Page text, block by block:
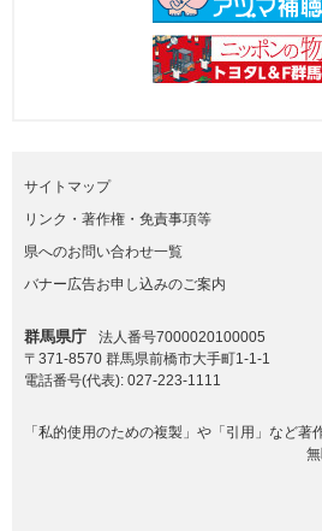
サイトマップ
リンク・著作権・免責事項等
県へのお問い合わせ一覧
バナー広告お申し込みのご案内
群馬県庁
法人番号7000020100005
〒371-8570 群馬県前橋市大手町1-1-1
電話番号(代表): 027-223-1111
「私的使用のための複製」や「引用」など著